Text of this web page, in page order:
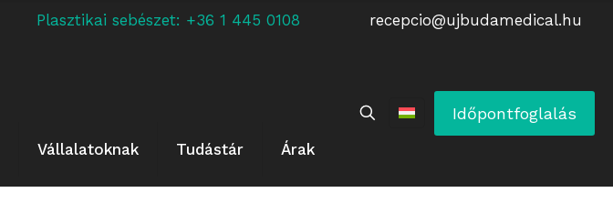
Plasztikai sebészet: +36 1 445 0108 recepcio@ujbudamedical.hu
Vállalatoknak Tudástár Árak
Időpontfoglalás